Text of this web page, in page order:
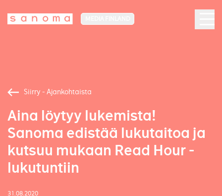
Siirry - Ajankohtaista
Aina löytyy lukemista!
Sanoma edistää lukutaitoa ja
kutsuu mukaan Read Hour -
lukutuntiin
31.08.2020